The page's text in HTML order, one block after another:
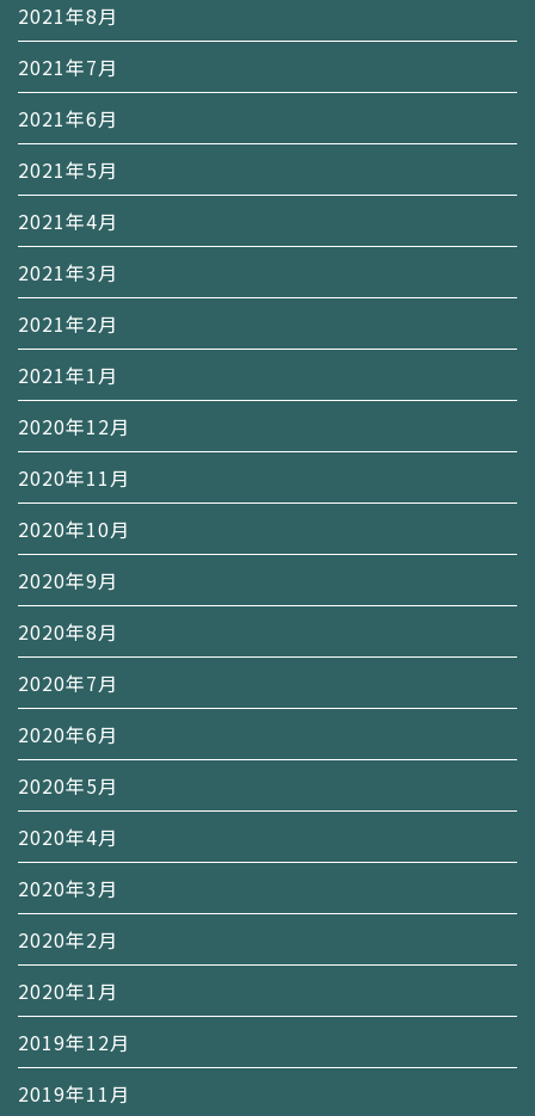
2021年8月
2021年7月
2021年6月
2021年5月
2021年4月
2021年3月
2021年2月
2021年1月
2020年12月
2020年11月
2020年10月
2020年9月
2020年8月
2020年7月
2020年6月
2020年5月
2020年4月
2020年3月
2020年2月
2020年1月
2019年12月
2019年11月